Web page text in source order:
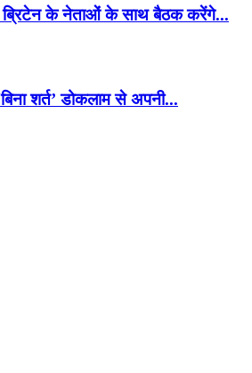
ब्रिटेन के नेताओं के साथ बैठक करेंगे...
शर्त’ डोकलाम से अपनी...